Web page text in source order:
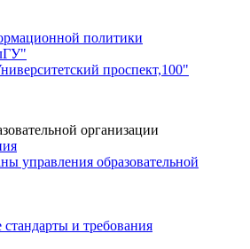
политики
проспект,100"
организации
управления образовательной
и требования